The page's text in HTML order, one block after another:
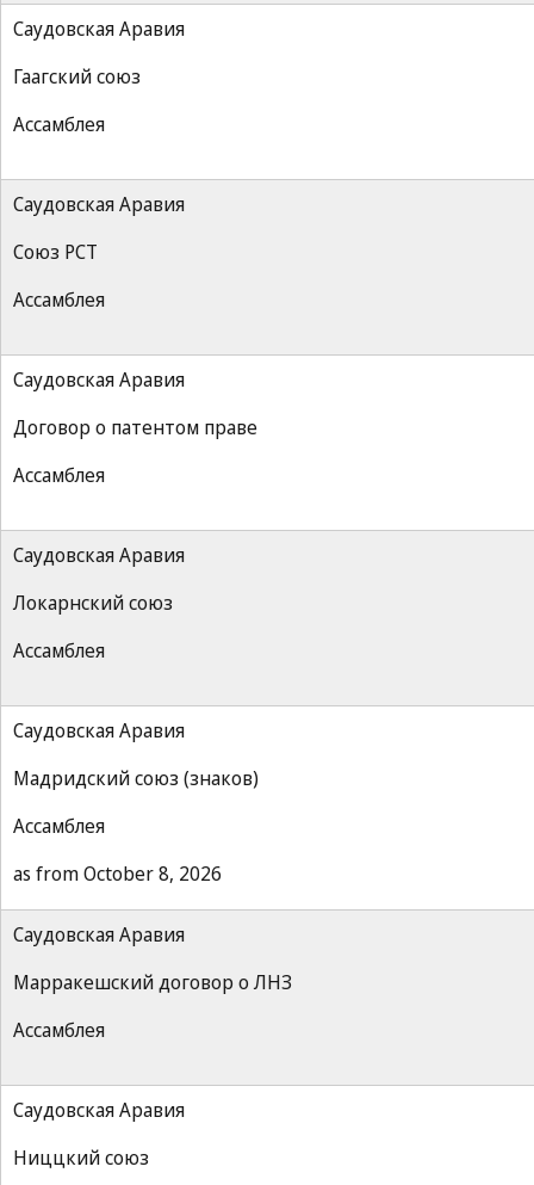
Саудовская Аравия
Гаагский союз
Ассамблея
Саудовская Аравия
Союз РСТ
Ассамблея
Саудовская Аравия
Договор о патентом праве
Ассамблея
Саудовская Аравия
Локарнский союз
Ассамблея
Саудовская Аравия
Мадридский союз (знаков)
Ассамблея
as from October 8, 2026
Саудовская Аравия
Марракешский договор о ЛНЗ
Ассамблея
Саудовская Аравия
Ниццкий союз